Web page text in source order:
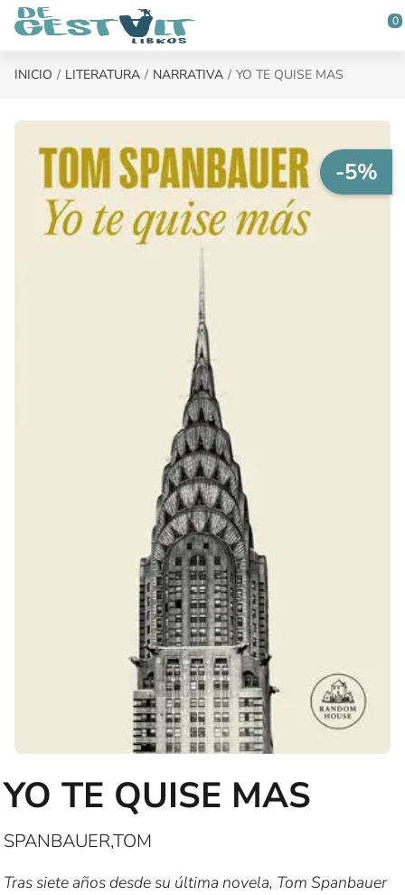
Saltar al contenido principal
0
INICIO LITERATURA NARRATIVA YO TE QUISE MAS
-5%
YO TE QUISE MAS
SPANBAUER,TOM
Tras siete años desde su última novela, Tom Spanbauer